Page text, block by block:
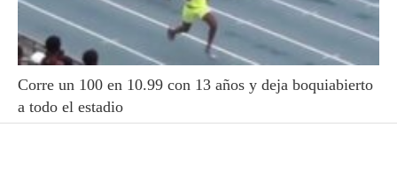
Corre un 100 en 10.99 con 13 años y deja boquiabierto
a todo el estadio